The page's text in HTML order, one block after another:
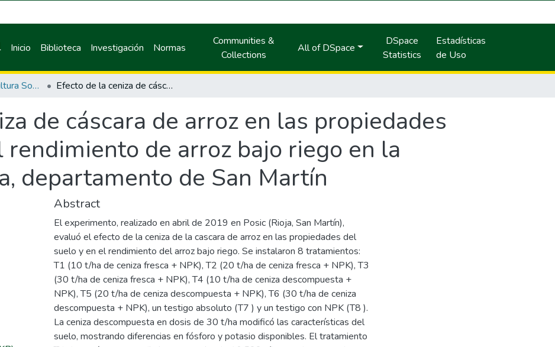
Inicio Biblioteca Investigación Normas
Communities &
Collections
All of DSpace
DSpace
Statistics
Estadísticas
de Uso
Maestría en Agricultura Sostenible Efecto de la ceniza de cáscara de arroz en las propiedades del suelo y en el rendimiento de arroz bajo riego en la provincia de rioja, departamento de San Martín
de cáscara de arroz en las propiedades
de arroz bajo riego en la
departamento de San Martín
Abstract
El experimento, realizado en abril de 2019 en Posic (Rioja, San Martín),
evaluó el efecto de la ceniza de la cascara de arroz en las propiedades del
suelo y en el rendimiento del arroz bajo riego. Se instalaron 8 tratamientos:
T1 (10 t/ha de ceniza fresca + NPK), T2 (20 t/ha de ceniza fresca + NPK), T3
(30 t/ha de ceniza fresca + NPK), T4 (10 t/ha de ceniza descompuesta +
NPK), T5 (20 t/ha de ceniza descompuesta + NPK), T6 (30 t/ha de ceniza
descompuesta + NPK), un testigo absoluto (T7 ) y un testigo con NPK (T8 ).
La ceniza descompuesta en dosis de 30 t/ha modificó las características del
suelo, mostrando diferencias en fósforo y potasio disponibles. El tratamiento